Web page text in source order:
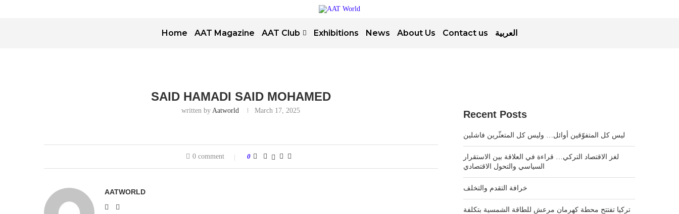
Home AAT Magazine AAT Club Exhibitions News About Us Contact us العربية
SAID HAMADI SAID MOHAMED
written byAatworld March 17, 2025
0 comment 0
AATWORLD
Recent Posts
ليس كل المتفوّقين أوائل… وليس كل المتعثّرين فاشلين
لغز الاقتصاد التركي… قراءة في العلاقة بين الاستقرار
السياسي والتحول الاقتصادي
خرافة التقدم والتخلف
تركيا تفتتح محطة كهرمان مرعش للطاقة الشمسية بتكلفة